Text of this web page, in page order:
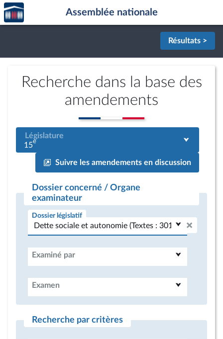
Aller au contenu
Aller en bas de la page
Accèder
à la
page
Assemblée nationale
Résultats >
Recherche dans la base des
amendements
Législature
15e
Suivre les amendements en discussion
Dossier concerné / Organe
examinateur
Dossier législatif
Examiné par
Examen
Recherche par critères